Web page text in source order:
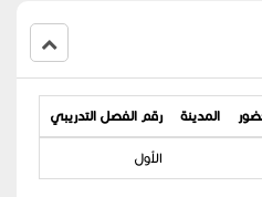
المدينة رقم الفصل التدريبي
الأول